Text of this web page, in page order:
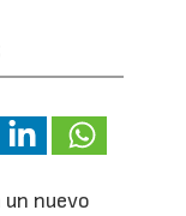
un nuevo